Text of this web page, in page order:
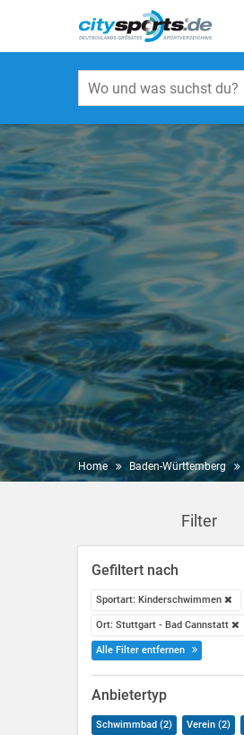
Home Baden-Württemberg
Filter
Gefiltert nach
Sportart: Kinderschwimmen
Ort: Stuttgart - Bad Cannstatt
Alle Filter entfernen
Anbietertyp
Schwimmbad (2) Verein (2)